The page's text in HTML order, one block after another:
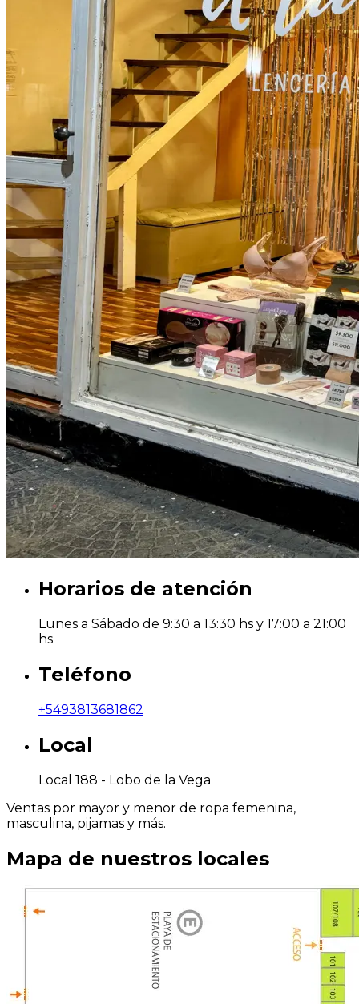
Horarios de atención
Lunes a Sábado de 9:30 a 13:30 hs y 17:00 a 21:00
hs
Teléfono
+5493813681862
Local
Local 188 - Lobo de la Vega
Ventas por mayor y menor de ropa femenina,
masculina, pijamas y más.
Mapa de nuestros locales